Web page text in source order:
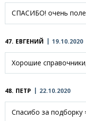
СПАСИБО! очень
47. ЕВГЕНИЙ 19.10.2020
Хорошие
48. ПЕТР 22.10.2020
Спасибо за подборку